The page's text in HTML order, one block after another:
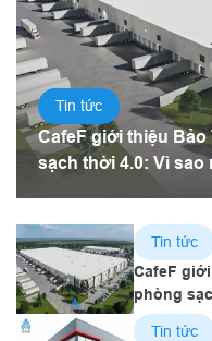
Tin tức
CafeF giới thiệu
sạch thời 4.0: Vì sao
Tin tức
CafeF
phòng
doanh
Tin tức